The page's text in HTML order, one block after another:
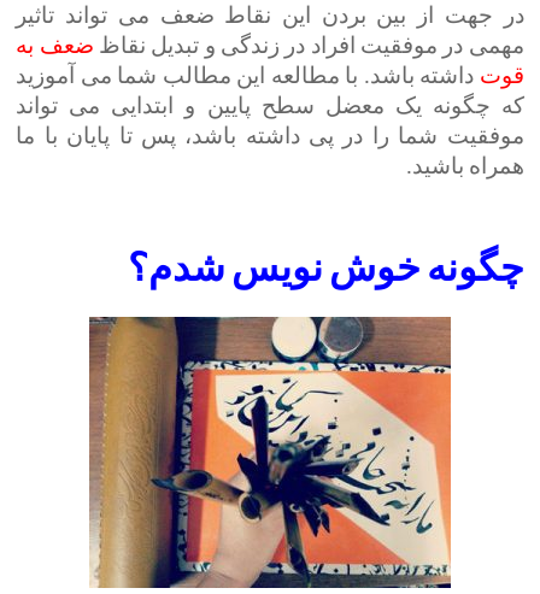
در جهت از بین بردن این نقاط ضعف می تواند تاثیر
مهمی در موفقیت افراد در زندگی و تبدیل نقاظ ضعف به
قوت داشته باشد. با مطالعه این مطالب شما می آموزید
که چگونه یک معضل سطح پایین و ابتدایی می تواند
موفقیت شما را در پی داشته باشد، پس تا پایان با ما
همراه باشید.
چگونه خوش نویس شدم؟